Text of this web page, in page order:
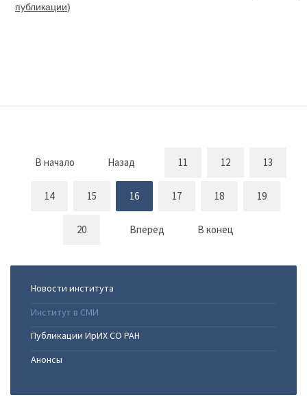
публикации)
В начало Назад 11 12 13
14 15 16 17 18 19
20 Вперед В конец
Новости института
Институт в СМИ
Публикации ИрИХ СО РАН
Анонсы